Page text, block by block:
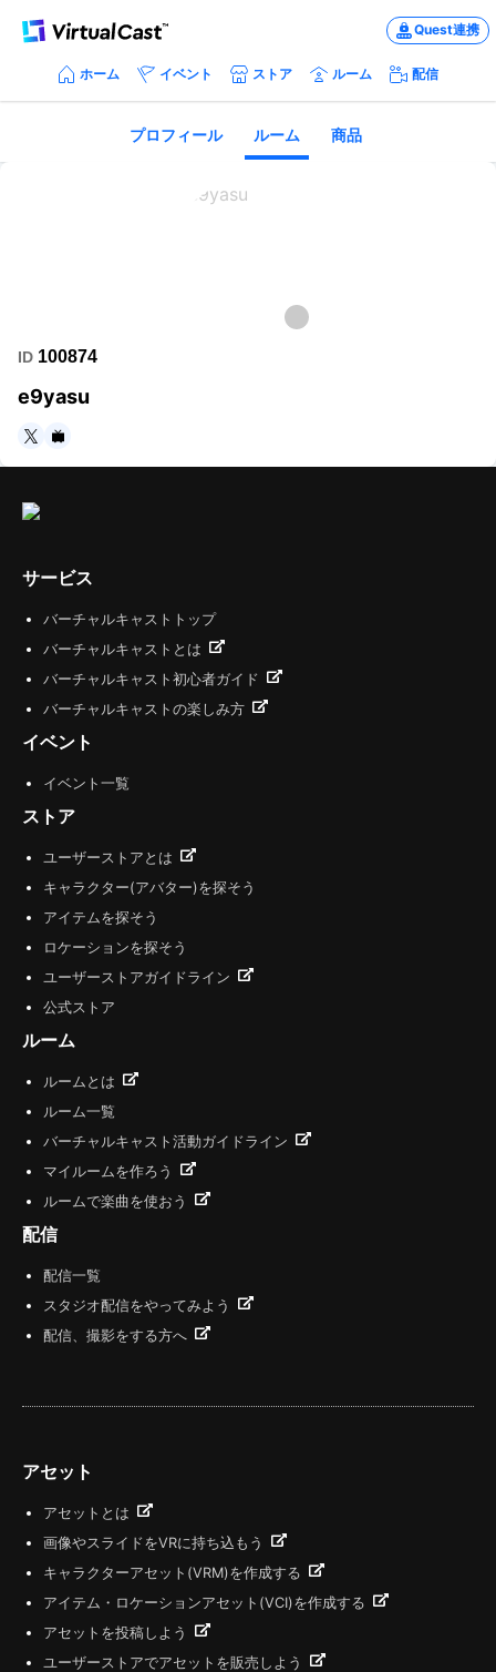
Quest連携
ホーム イベント ストア ルーム 配信
プロフィール ルーム 商品
ID 100874
e9yasu
https://twitter.com/PlayerStock0
サービス
バーチャルキャストトップ
バーチャルキャストとは
バーチャルキャスト初心者ガイド
バーチャルキャストの楽しみ方
イベント
イベント一覧
ストア
ユーザーストアとは
キャラクター(アバター)を探そう
アイテムを探そう
ロケーションを探そう
ユーザーストアガイドライン
公式ストア
ルーム
ルームとは
ルーム一覧
バーチャルキャスト活動ガイドライン
マイルームを作ろう
ルームで楽曲を使おう
配信
配信一覧
スタジオ配信をやってみよう
配信、撮影をする方へ
アセット
アセットとは
画像やスライドをVRに持ち込もう
キャラクターアセット(VRM)を作成する
アイテム・ロケーションアセット(VCI)を作成する
アセットを投稿しよう
ユーザーストアでアセットを販売しよう